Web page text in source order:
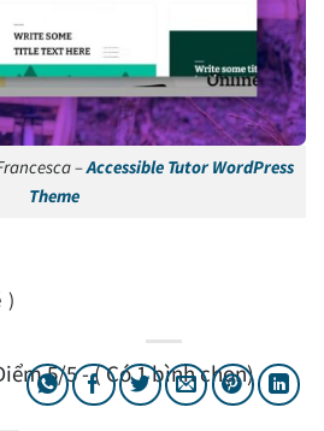
–Accessible Tutor WordPress
Theme
)
5/5 - ( Có 1 bình chọn)